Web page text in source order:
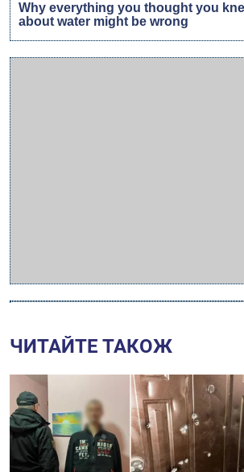
ЧИТАЙТЕ ТАКОЖ